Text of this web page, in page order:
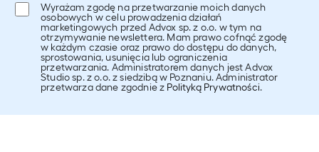
Wyrażam zgodę na przetwarzanie moich danych
osobowych w celu prowadzenia działań
marketingowych przed Advox sp. z o.o. w tym na
otrzymywanie newslettera. Mam prawo cofnąć zgodę
w każdym czasie oraz prawo do dostępu do danych,
sprostowania, usunięcia lub ograniczenia
przetwarzania. Administratorem danych jest Advox
Studio sp. z o.o. z siedzibą w Poznaniu. Administrator
przetwarza dane zgodnie z Polityką Prywatności.